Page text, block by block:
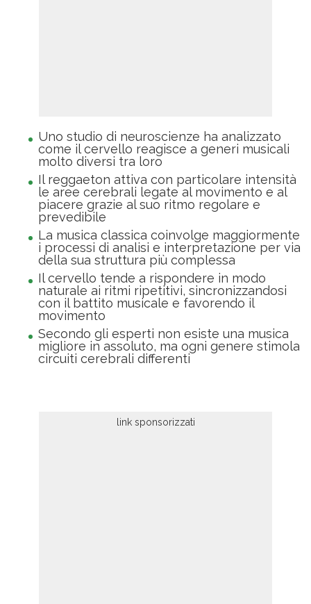
Uno studio di neuroscienze ha analizzato
come il cervello reagisce a generi musicali
molto diversi tra loro
Il reggaeton attiva con particolare intensità
le aree cerebrali legate al movimento e al
piacere grazie al suo ritmo regolare e
prevedibile
La musica classica coinvolge maggiormente
i processi di analisi e interpretazione per via
della sua struttura più complessa
Il cervello tende a rispondere in modo
naturale ai ritmi ripetitivi, sincronizzandosi
con il battito musicale e favorendo il
movimento
Secondo gli esperti non esiste una musica
migliore in assoluto, ma ogni genere stimola
circuiti cerebrali differenti